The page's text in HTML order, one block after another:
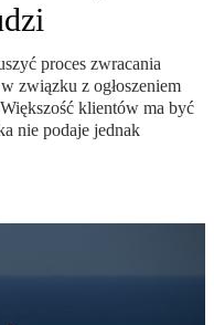
proces zwracania
związku z ogłoszeniem
klientów ma być
nie podaje jednak